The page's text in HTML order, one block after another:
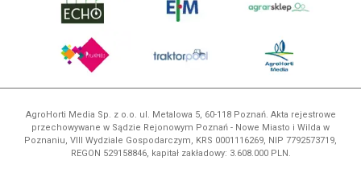
AgroHorti Media Sp. z o.o. ul. Metalowa 5, 60-118 Poznań. Akta rejestrowe
przechowywane w Sądzie Rejonowym Poznań - Nowe Miasto i Wilda w
Poznaniu, VIII Wydziale Gospodarczym, KRS 0001116269, NIP 7792573719,
REGON 529158846, kapitał zakładowy: 3.608.000 PLN.